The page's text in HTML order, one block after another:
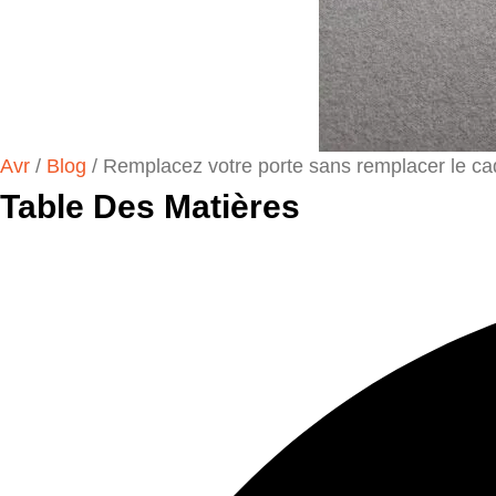
Avr / Blog / Remplacez votre porte sans remplacer le
Table Des Matières